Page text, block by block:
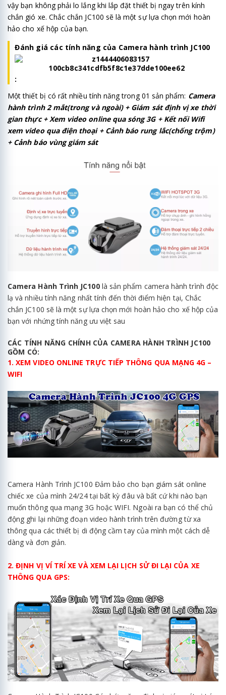
vậy bạn không phải lo lắng khi lắp đặt thiết bị ngay trên kính
chắn gió xe. Chắc chắn JC100 sẽ là một sự lựa chọn mới hoàn
hảo cho xế hộp của bạn.
Đánh giá các tính năng của Camera hành trình JC100
:
Một thiết bị có rất nhiều tính năng trong 01 sản phẩm: Camera
hành trình 2 mắt(trong và ngoài) + Giám sát định vị xe thời
gian thực + Xem video online qua sóng 3G + Kết nối Wifi
xem video qua điện thoại + Cảnh báo rung lắc(chống trộm)
+ Cảnh báo vùng giám sát
Camera Hành Trình JC100là sản phẩm camera hành trình độc
lạ và nhiều tính năng nhất tính đến thời điểm hiện tại, Chắc
chắn JC100 sẽ là một sự lựa chọn mới hoàn hảo cho xế hộp của
bạn với nhứng tính năng ưu việt sau
CÁC TÍNH NĂNG CHÍNH CỦA CAMERA HÀNH TRÌNH JC100
GỒM CÓ:
1. XEM VIDEO ONLINE TRỰC TIẾP THÔNG QUA MẠNG 4G –
WIFI
Camera Hành Trình JC100 Đảm bảo cho bạn giám sát online
chiếc xe của mình 24/24 tại bất kỳ đâu và bất cứ khi nào bạn
muốn thông qua mạng 3G hoặc WIFI. Ngoài ra bạn có thể chủ
động ghi lại những đoạn video hành trình trên đường từ xa
thông qua các thiết bị di động cầm tay của mình một cách dễ
dàng và đơn giản.
2. ĐỊNH VỊ VÍ TRÍ XE VÀ XEM LẠI LỊCH SỬ ĐI LẠI CỦA XE
THÔNG QUA GPS: